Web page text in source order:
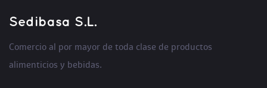
Sedibasa S.L.
Comercio al por mayor de toda clase de productos
alimenticios y bebidas.